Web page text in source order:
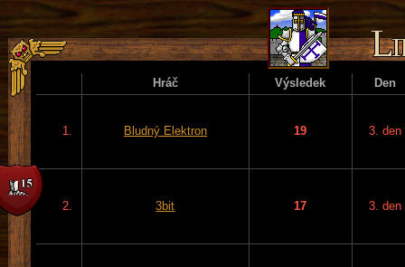
Hráč Výsledek Den
1. Bludný Elektron 19 3. den
2. 3bit 17 3. den